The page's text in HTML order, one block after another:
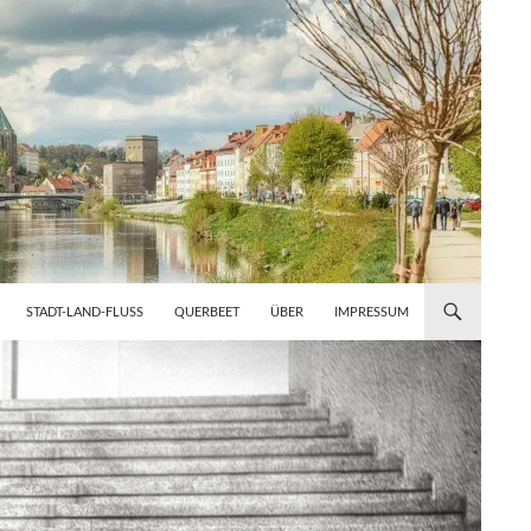
STADT-LAND-FLUSS QUERBEET ÜBER IMPRESSUM